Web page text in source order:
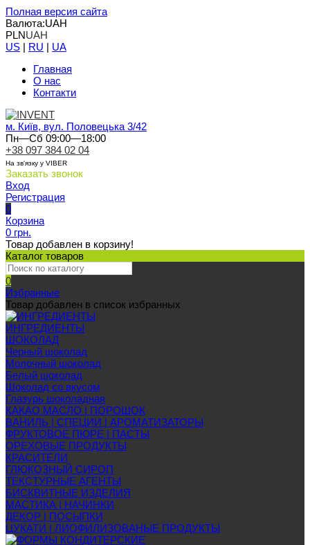
Полная версия сайта
Валюта:UAH
PLNUAH
US | RU | UA
Главная
О нас
Контакти
м. Київ, вул. Половецька 3/42
Пн—Сб 09:00—18:00
+38 097 384 02 04
На зв'язку у VIBER
Заказать звонок
Вход
Регистрация
0
Корзина
0 грн.
Товар добавлен в корзину!
Каталог товаров
0
Избранные
Товар добавлен в список избранных
ИНГРЕДИЕНТЫ
ШОКОЛАД
Черный шоколад
Молочный шоколад
Белый шоколад
Шоколад со вкусом
Глазурь шоколадная
КАКАО МАСЛО | ПОРОШОК
ВАНИЛЬ | СПЕЦИИ | АРОМАТИЗАТОРЫ
ФРУКТОВОЕ ПЮРЕ | ПАСТЫ
ОРЕХОВЫЕ ПРОДУКТЫ
КРАСИТЕЛИ
ГЛЮКОЗНЫЙ СИРОП
ТЕКСТУРНЫЕ АГЕНТЫ
БИСКВИТНЫЕ ИЗДЕЛИЯ
МАСТИКА | НАЧИНКИ
ДЕКОР | ПОСЫПКИ
ЦУКАТИ | ЛИОФИЛИЗОВАНЫЕ ПРОДУКТЫ